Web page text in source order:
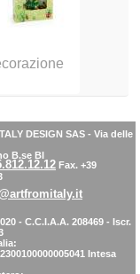
DESIGN SAS - Via delle
B.se BI
Fax. +39
- C.C.I.A.A. 208469 - Iscr.
Intesa